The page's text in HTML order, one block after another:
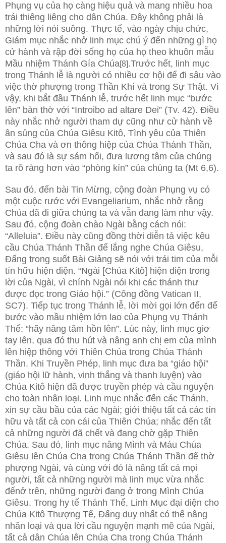
Phụng vụ của họ càng hiệu quả và mang nhiều hoa
trái thiêng liêng cho dân Chúa. Đây không phải là
những lời nói suông. Thực tế, vào ngày chịu chức,
Giám mục nhắc nhở linh mục chú ý đến những gì họ
cử hành và rập đời sống họ của họ theo khuôn mẫu
Mầu nhiệm Thánh Gía Chúa[8].Trước hết, linh mục
trong Thánh lễ là người có nhiều cơ hội để đi sâu vào
việc thờ phượng trong Thần Khí và trong Sự Thật. Vì
vậy, khi bắt đầu Thánh lễ, trước hết linh mục “bước
lên” bàn thờ với “Introibo ad altare Dei” (Tv. 42). Điều
này nhắc nhở người tham dự cũng như cử hành về
ân sủng của Chúa Giêsu Kitô, Tình yêu của Thiên
Chúa Cha và ơn thông hiệp của Chúa Thánh Thần,
và sau đó là sự sám hối, đưa lương tâm của chúng
ta rõ ràng hơn vào “phòng kín” của chúng ta (Mt 6,6).
Sau đó, đến bài Tin Mừng, cộng đoàn Phụng vụ có
một cuộc rước với Evangeliarium, nhắc nhở rằng
Chúa đã đi giữa chúng ta và vẫn đang làm như vậy.
Sau đó, cộng đoàn chào Ngài bằng cách nói:
“Alleluia”. Điều này cũng đồng thời diễn tả việc kêu
cầu Chúa Thánh Thần để lắng nghe Chúa Giêsu,
Đấng trong suốt Bài Giảng sẽ nói với trái tim của mỗi
tín hữu hiện diện. “Ngài [Chúa Kitô] hiện diện trong
lời của Ngài, vì chính Ngài nói khi các thánh thư
được đọc trong Giáo hội.” (Công đồng Vatican II,
SC7). Tiếp tục trong Thánh lễ, lời mời gọi lớn đến để
bước vào mầu nhiệm lớn lao của Phụng vụ Thánh
Thể: “hãy nâng tâm hồn lên”. Lúc này, linh mục giơ
tay lên, qua đó thu hút và nâng anh chị em của mình
lên hiệp thông với Thiên Chúa trong Chúa Thánh
Thần. Khi Truyền Phép, linh mục đưa ba “giáo hội”
(giáo hội lữ hành, vinh thắng và thanh luyện) vào
Chúa Kitô hiện đã được truyền phép và cầu nguyện
cho toàn nhân loại. Linh mục nhắc đến các Thánh,
xin sự cầu bầu của các Ngài; giới thiệu tất cả các tín
hữu và tất cả con cái của Thiên Chúa; nhắc đến tất
cả những người đã chết và đang chờ gặp Thiên
Chúa. Sau đó, linh mục nâng Mình và Máu Chúa
Giêsu lên Chúa Cha trong Chúa Thánh Thần để thờ
phượng Ngài, và cùng với đó là nâng tất cả mọi
người, tất cả những người mà linh mục vừa nhắc
đếnở trên, những người đang ở trong Mình Chúa
Giêsu. Trong hy tế Thánh Thể, Linh Mục đại diện cho
Chúa Kitô Thượng Tế, Đấng duy nhất có thể nâng
nhân loại và qua lời cầu nguyện mạnh mẽ của Ngài,
tất cả dân Chúa lên Chúa Cha trong Chúa Thánh